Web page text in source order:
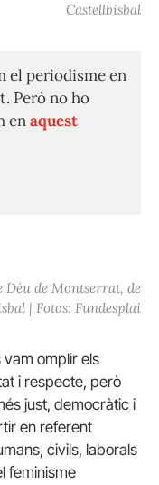
Castellbisbal
el periodisme en
Però no ho
enaquest
Déu de Montserrat, de
| Fotos: Fundesplai
vam omplir els
i respecte, però
just, democràtic i
en referent
civils, laborals
feminisme